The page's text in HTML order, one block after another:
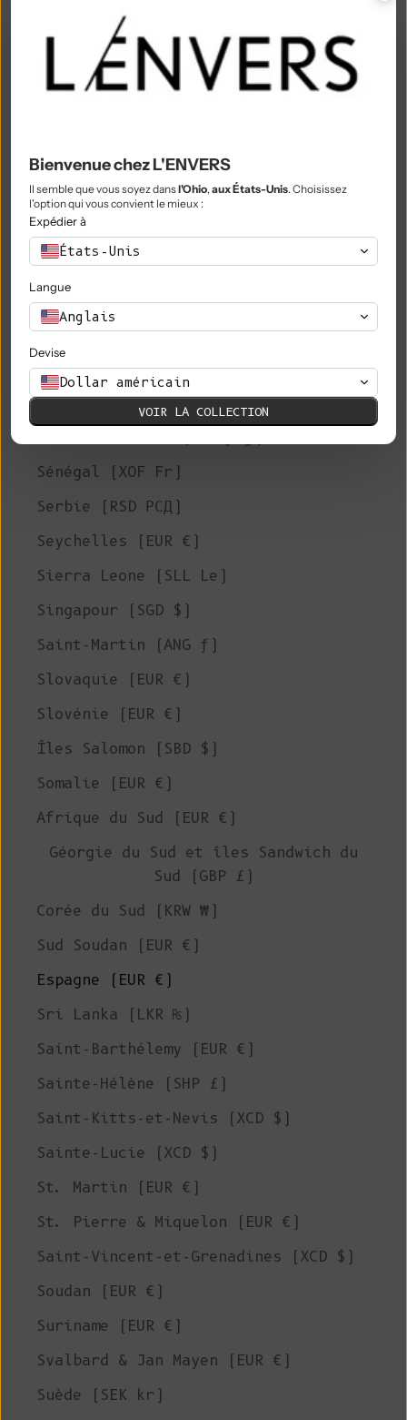
Philippines (PHP ₱)
Îles Pitcairn (NZD $)
Pologne (PLN zł)
Qatar (QAR ر.ق)
Réunion (EUR €)
Roumanie (RON Lei)
Russie (EUR €)
Rwanda (RWF FRw)
Samoa (WST T)
Saint-Marin (EUR €)
São Tomé & Príncipe (STD Db)
Sénégal (XOF Fr)
Serbie (RSD РСД)
Seychelles (EUR €)
Sierra Leone (SLL Le)
Singapour (SGD $)
Saint-Martin (ANG ƒ)
Slovaquie (EUR €)
Slovénie (EUR €)
Îles Salomon (SBD $)
Somalie (EUR €)
Afrique du Sud (EUR €)
Géorgie du Sud et îles Sandwich du
Sud (GBP £)
Corée du Sud (KRW ₩)
Sud Soudan (EUR €)
Espagne (EUR €)
Sri Lanka (LKR ₨)
Saint-Barthélemy (EUR €)
Sainte-Hélène (SHP £)
Saint-Kitts-et-Nevis (XCD $)
Sainte-Lucie (XCD $)
St. Martin (EUR €)
St. Pierre & Miquelon (EUR €)
Saint-Vincent-et-Grenadines (XCD $)
Soudan (EUR €)
Suriname (EUR €)
Svalbard & Jan Mayen (EUR €)
Suède (SEK kr)
Bienvenue chez L'ENVERS
Il semble que vous soyez dansl'Ohio, aux États-Unis. Choisissez
l'option qui vous convient le mieux :
Expédier à
États-Unis
Langue
Anglais
Devise
Dollar américain
VOIR LA COLLECTION